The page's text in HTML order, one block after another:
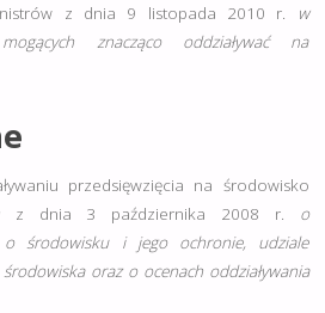
z dnia 9 listopada 2010 r.
w
znacząco oddziaływać na
przedsięwzięcia na środowisko
z dnia 3 października 2008 r. o
o środowisku i jego ochronie, udziale
oraz o ocenach oddziaływania